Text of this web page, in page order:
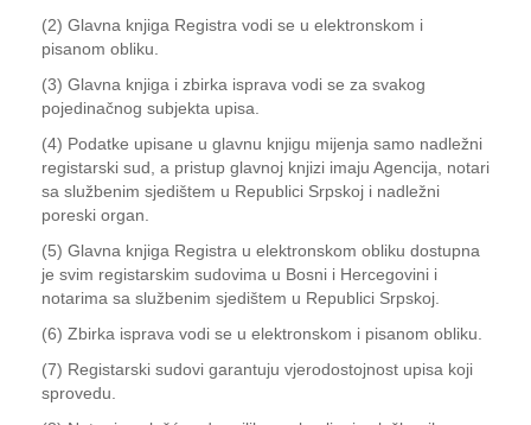
(2) Glavna knjiga Registra vodi se u elektronskom i
pisanom obliku.
(3) Glavna knjiga i zbirka isprava vodi se za svakog
pojedinačnog subjekta upisa.
(4) Podatke upisane u glavnu knjigu mijenja samo nadležni
registarski sud, a pristup glavnoj knjizi imaju Agencija, notari
sa službenim sjedištem u Republici Srpskoj i nadležni
poreski organ.
(5) Glavna knjiga Registra u elektronskom obliku dostupna
je svim registarskim sudovima u Bosni i Hercegovini i
notarima sa službenim sjedištem u Republici Srpskoj.
(6) Zbirka isprava vodi se u elektronskom i pisanom obliku.
(7) Registarski sudovi garantuju vjerodostojnost upisa koji
sprovedu.